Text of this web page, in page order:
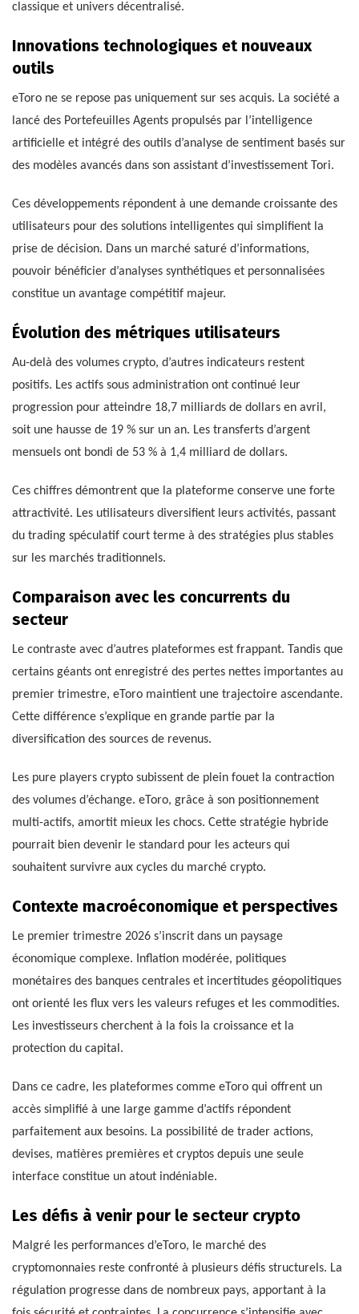
classique et univers décentralisé.
Innovations technologiques et nouveaux
outils
eToro ne se repose pas uniquement sur ses acquis. La société a
lancé des Portefeuilles Agents propulsés par l’intelligence
artificielle et intégré des outils d’analyse de sentiment basés sur
des modèles avancés dans son assistant d’investissement Tori.
Ces développements répondent à une demande croissante des
utilisateurs pour des solutions intelligentes qui simplifient la
prise de décision. Dans un marché saturé d’informations,
pouvoir bénéficier d’analyses synthétiques et personnalisées
constitue un avantage compétitif majeur.
Évolution des métriques utilisateurs
Au-delà des volumes crypto, d’autres indicateurs restent
positifs. Les actifs sous administration ont continué leur
progression pour atteindre 18,7 milliards de dollars en avril,
soit une hausse de 19 % sur un an. Les transferts d’argent
mensuels ont bondi de 53 % à 1,4 milliard de dollars.
Ces chiffres démontrent que la plateforme conserve une forte
attractivité. Les utilisateurs diversifient leurs activités, passant
du trading spéculatif court terme à des stratégies plus stables
sur les marchés traditionnels.
Comparaison avec les concurrents du
secteur
Le contraste avec d’autres plateformes est frappant. Tandis que
certains géants ont enregistré des pertes nettes importantes au
premier trimestre, eToro maintient une trajectoire ascendante.
Cette différence s’explique en grande partie par la
diversification des sources de revenus.
Les pure players crypto subissent de plein fouet la contraction
des volumes d’échange. eToro, grâce à son positionnement
multi-actifs, amortit mieux les chocs. Cette stratégie hybride
pourrait bien devenir le standard pour les acteurs qui
souhaitent survivre aux cycles du marché crypto.
Contexte macroéconomique et perspectives
Le premier trimestre 2026 s’inscrit dans un paysage
économique complexe. Inflation modérée, politiques
monétaires des banques centrales et incertitudes géopolitiques
ont orienté les flux vers les valeurs refuges et les commodities.
Les investisseurs cherchent à la fois la croissance et la
protection du capital.
Dans ce cadre, les plateformes comme eToro qui offrent un
accès simplifié à une large gamme d’actifs répondent
parfaitement aux besoins. La possibilité de trader actions,
devises, matières premières et cryptos depuis une seule
interface constitue un atout indéniable.
Les défis à venir pour le secteur crypto
Malgré les performances d’eToro, le marché des
cryptomonnaies reste confronté à plusieurs défis structurels. La
régulation progresse dans de nombreux pays, apportant à la